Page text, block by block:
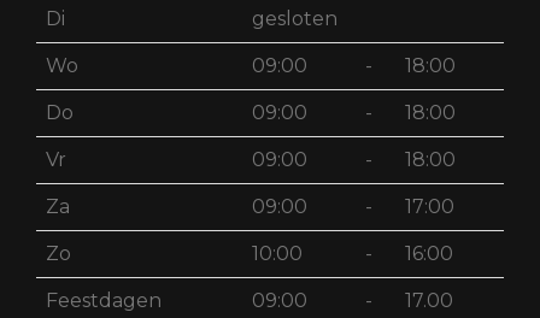
Di gesloten
Wo 09:00 - 18:00
Do 09:00 - 18:00
Vr 09:00 - 18:00
Za 09:00 - 17:00
Zo 10:00 - 16:00
Feestdagen 09:00 - 17.00